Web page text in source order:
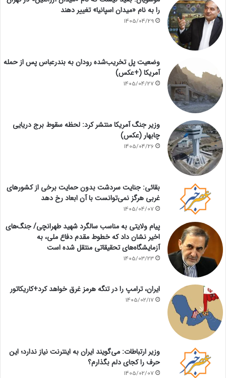
را به نام «میدان اسپانیا» تغییر دهند
1405/04/29
وضعیت پل تخریب‌شده رودان به بندرعباس پس از حمله
آمریکا (+عکس)
1405/04/27
وزیر جنگ آمریکا منتشر کرد: لحظه سقوط برج دریایی
چابهار (عکس)
1405/04/26
بقائی: جنایت سردشت بدون حمایت برخی از کشورهای
غربی هرگز نمی‌توانست با آن ابعاد رخ دهد
1405/04/07
پیام ولایتی به مناسب سالگرد شهید طهرانچی/ جنگ‌های
اخیر نشان داد که خطوط مقدم دفاع ملی، به
آزمایشگاه‌های تحقیقاتی منتقل شده است
1405/03/23
ایران، ترامپ را در تنگه هرمز غرق خواهد کرد+کاریکاتور
1405/02/17
وزیر ارتباطات: می‌گویند ایران به اینترنت نیاز ندارد؛ این
حرف را کجای دلم بگذارم؟
1405/02/07